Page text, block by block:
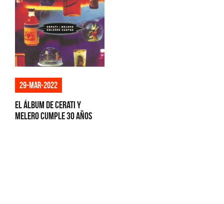
29-mar-2022
El álbum de Cerati y
Melero cumple 30 años